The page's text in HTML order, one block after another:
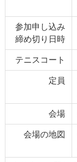
参加申し込み
締め切り日時
テニスコート
定員
会場
会場の地図